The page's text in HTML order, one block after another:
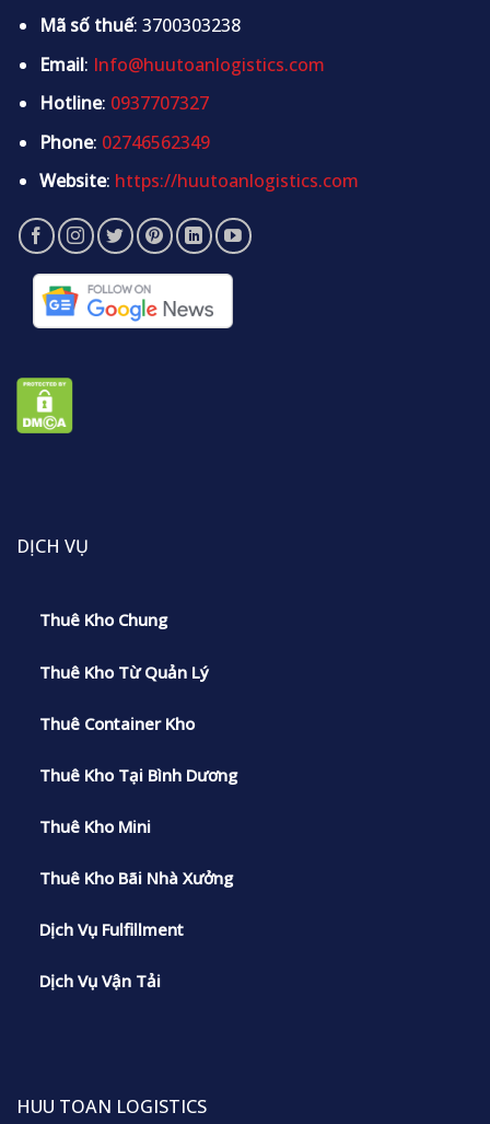
Mã số thuế: 3700303238
Email: Info@huutoanlogistics.com
Hotline: 0937707327
Phone: 02746562349
Website: https://huutoanlogistics.com
DỊCH VỤ
Thuê Kho Chung
Thuê Kho Từ Quản Lý
Thuê Container Kho
Thuê Kho Tại Bình Dương
Thuê Kho Mini
Thuê Kho Bãi Nhà Xưởng
Dịch Vụ Fulfillment
Dịch Vụ Vận Tải
HUU TOAN LOGISTICS